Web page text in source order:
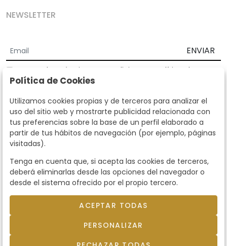
NEWSLETTER
ENVIAR
Acepto los Términos y Condiciones
Política de
privacidad
Según la LOPD y disposiciones de desarrollo, informamos que sus
datos personales serán tratados por parte de Subastas Segre con la
finalidad de gestionar la relación comercial. Puede ejercitar los
derechos de acceso, rectificación, cancelación, oposición y demás
derechos en los términos establecidos en la normativa vigente
dirigiéndote a nosotros. Asimismo, nos puede solicitar el envío de
llamando al teléfono 915159584 o enviando un e-mail a
info@subastassegre.es
Este sitio está protegido por reCAPTCHA y se aplican la
© 2026
Desarrollado por Labelgrup Networks.
Política de Cookies
Utilizamos cookies propias y de terceros para analizar el
uso del sitio web y mostrarte publicidad relacionada con
tus preferencias sobre la base de un perfil elaborado a
partir de tus hábitos de navegación (por ejemplo, páginas
visitadas).
Tenga en cuenta que, si acepta las cookies de terceros,
deberá eliminarlas desde las opciones del navegador o
desde el sistema ofrecido por el propio tercero.
ACEPTAR TODAS
PERSONALIZAR